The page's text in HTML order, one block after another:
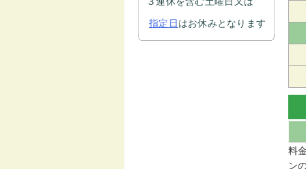
指定日はお休みとなります
料
ン